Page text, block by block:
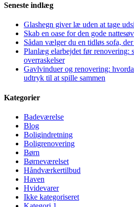
Seneste indlæg
Glashegn giver læ uden at tage
Skab en oase for den gode
Sådan vælger du en tidløs sofa,
Planlæg elarbejdet før renovering:
overraskelser
Gavlvinduer og renovering:
udtryk til at spille sammen
Kategorier
Badeværelse
Blog
Boligindretning
Boligrenovering
Børn
Børneværelset
Håndværkertilbud
Haven
Hvidevarer
Ikke kategoriseret